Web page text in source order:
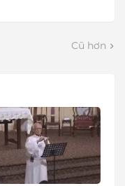
Cũ hơn